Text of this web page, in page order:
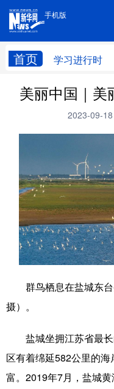
手机版
首页 学习进行时
手机版
学习进行时 高层
财经
科创
文化 书画
访谈 视频
法律 中央
公益 一带
美丽中国｜美
2023-09-
群鸟栖息在盐城东台
摄）。
盐城坐拥江苏省最长
区有着绵延582公里的
富。2019年7月，盐城